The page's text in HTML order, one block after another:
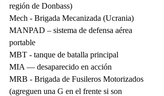
región de Donbass)
Mech - Brigada Mecanizada (Ucrania)
MANPAD – sistema de defensa aérea
portable
MBT - tanque de batalla principal
MIA — desaparecido en acción
MRB - Brigada de Fusileros Motorizados
(agreguen una G en el frente si son